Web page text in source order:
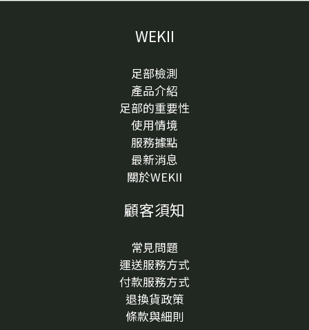
WEKII
足部檢測
產品介紹
足部的重要性
使用情境
服務據點
最新消息
關於WEKII
顧客須知
常見問題
運送服務方式
付款服務方式
退換貨政策
條款與細則